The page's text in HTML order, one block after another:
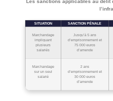
Les sanctions applicables au délit
SITUATION SANCTION PÉNALE
Marchandage
impliquant
plusieurs
salariés
Jusqu’à 5 ans
d’emprisonnement et
75 000 euros
d’amende
Marchandage
sur un seul
salarié
2 ans
d’emprisonnement et
30 000 euros
d’amende